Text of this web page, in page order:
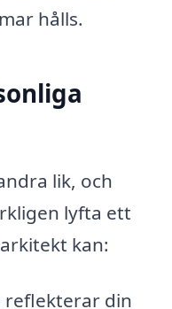
hålls.
lik, och
lyfta ett
kan:
reflekterar din